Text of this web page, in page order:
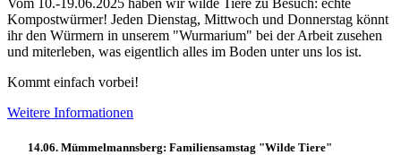
Kompostwürmer! Jeden Dienstag, Mittwoch und Donnerstag könnt
ihr den Würmern in unserem "Wurmarium" bei der Arbeit zusehen
und miterleben, was eigentlich alles im Boden unter uns los ist.
Kommt einfach vorbei!
Weitere Informationen
14.06. Mümmelmannsberg: Familiensamstag "Wilde Tiere"